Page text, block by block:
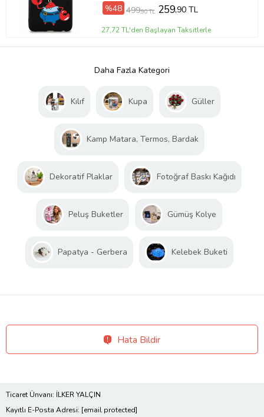
%48 499,90 TL 259,90 TL
27,72 TL'den Başlayan Taksitlerle
Daha Fazla Kategori
Kılıf Kupa Güller
Kamp Matara, Termos, Bardak
Dekoratif Plaklar Fotoğraf Baskı Kağıdı
Peluş Buketler Gümüş Kolye
Papatya - Gerbera Kelebek Buketi
Hata Bildir
Ticaret Ünvanı: İLKER YALÇIN
Kayıtlı E-Posta Adresi: [email protected]